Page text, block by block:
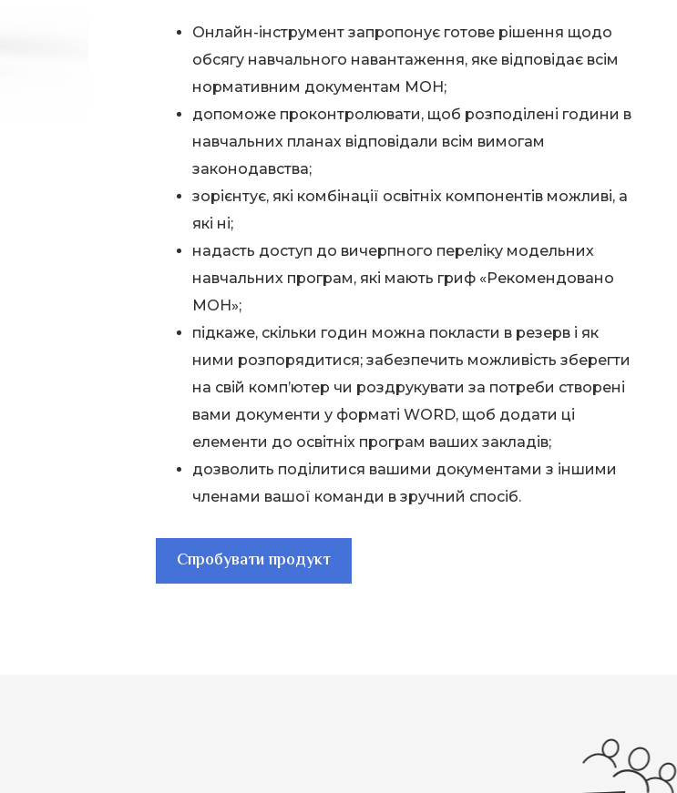
Онлайн-інструмент запропонує готове рішення щодо
обсягу навчального навантаження, яке відповідає всім
нормативним документам МОН;
допоможе проконтролювати, щоб розподілені години в
навчальних планах відповідали всім вимогам
законодавства;
зорієнтує, які комбінації освітніх компонентів можливі, а
які ні;
надасть доступ до вичерпного переліку модельних
навчальних програм, які мають гриф «Рекомендовано
МОН»;
підкаже, скільки годин можна покласти в резерв і як
ними розпорядитися; забезпечить можливість зберегти
на свій комп’ютер чи роздрукувати за потреби створені
вами документи у форматі WORD, щоб додати ці
елементи до освітніх програм ваших закладів;
дозволить поділитися вашими документами з іншими
членами вашої команди в зручний спосіб.
Спробувати продукт